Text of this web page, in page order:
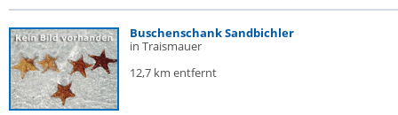
Buschenschank Sandbichler
in Traismauer
12,7 km entfernt